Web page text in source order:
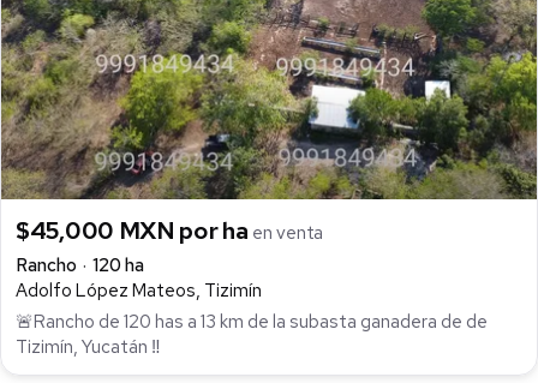
$45,000 MXN por ha en venta
Rancho
120 ha
Adolfo López Mateos, Tizimín
🚨Rancho de 120 has a 13 km de la subasta ganadera de de
Tizimín, Yucatán ‼